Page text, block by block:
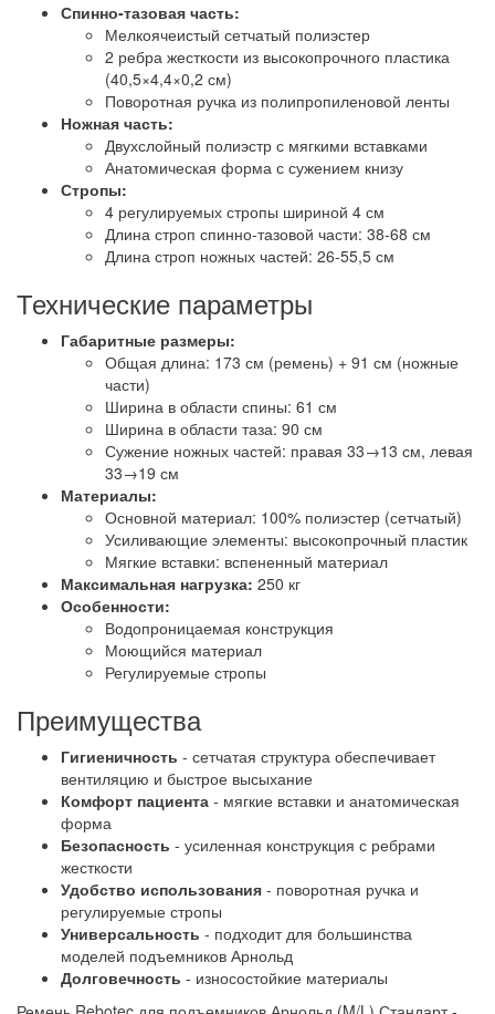
Спинно-тазовая часть:
Мелкоячеистый сетчатый полиэстер
2 ребра жесткости из высокопрочного пластика
(40,5×4,4×0,2 см)
Поворотная ручка из полипропиленовой ленты
Ножная часть:
Двухслойный полиэстр с мягкими вставками
Анатомическая форма с сужением книзу
Стропы:
4 регулируемых стропы шириной 4 см
Длина строп спинно-тазовой части: 38-68 см
Длина строп ножных частей: 26-55,5 см
Технические параметры
Габаритные размеры:
Общая длина: 173 см (ремень) + 91 см (ножные
части)
Ширина в области спины: 61 см
Ширина в области таза: 90 см
Сужение ножных частей: правая 33→13 см, левая
33→19 см
Материалы:
Основной материал: 100% полиэстер (сетчатый)
Усиливающие элементы: высокопрочный пластик
Мягкие вставки: вспененный материал
Максимальная нагрузка: 250 кг
Особенности:
Водопроницаемая конструкция
Моющийся материал
Регулируемые стропы
Преимущества
Гигиеничность - сетчатая структура обеспечивает
вентиляцию и быстрое высыхание
Комфорт пациента - мягкие вставки и анатомическая
форма
Безопасность - усиленная конструкция с ребрами
жесткости
Удобство использования - поворотная ручка и
регулируемые стропы
Универсальность - подходит для большинства
моделей подъемников Арнольд
Долговечность - износостойкие материалы